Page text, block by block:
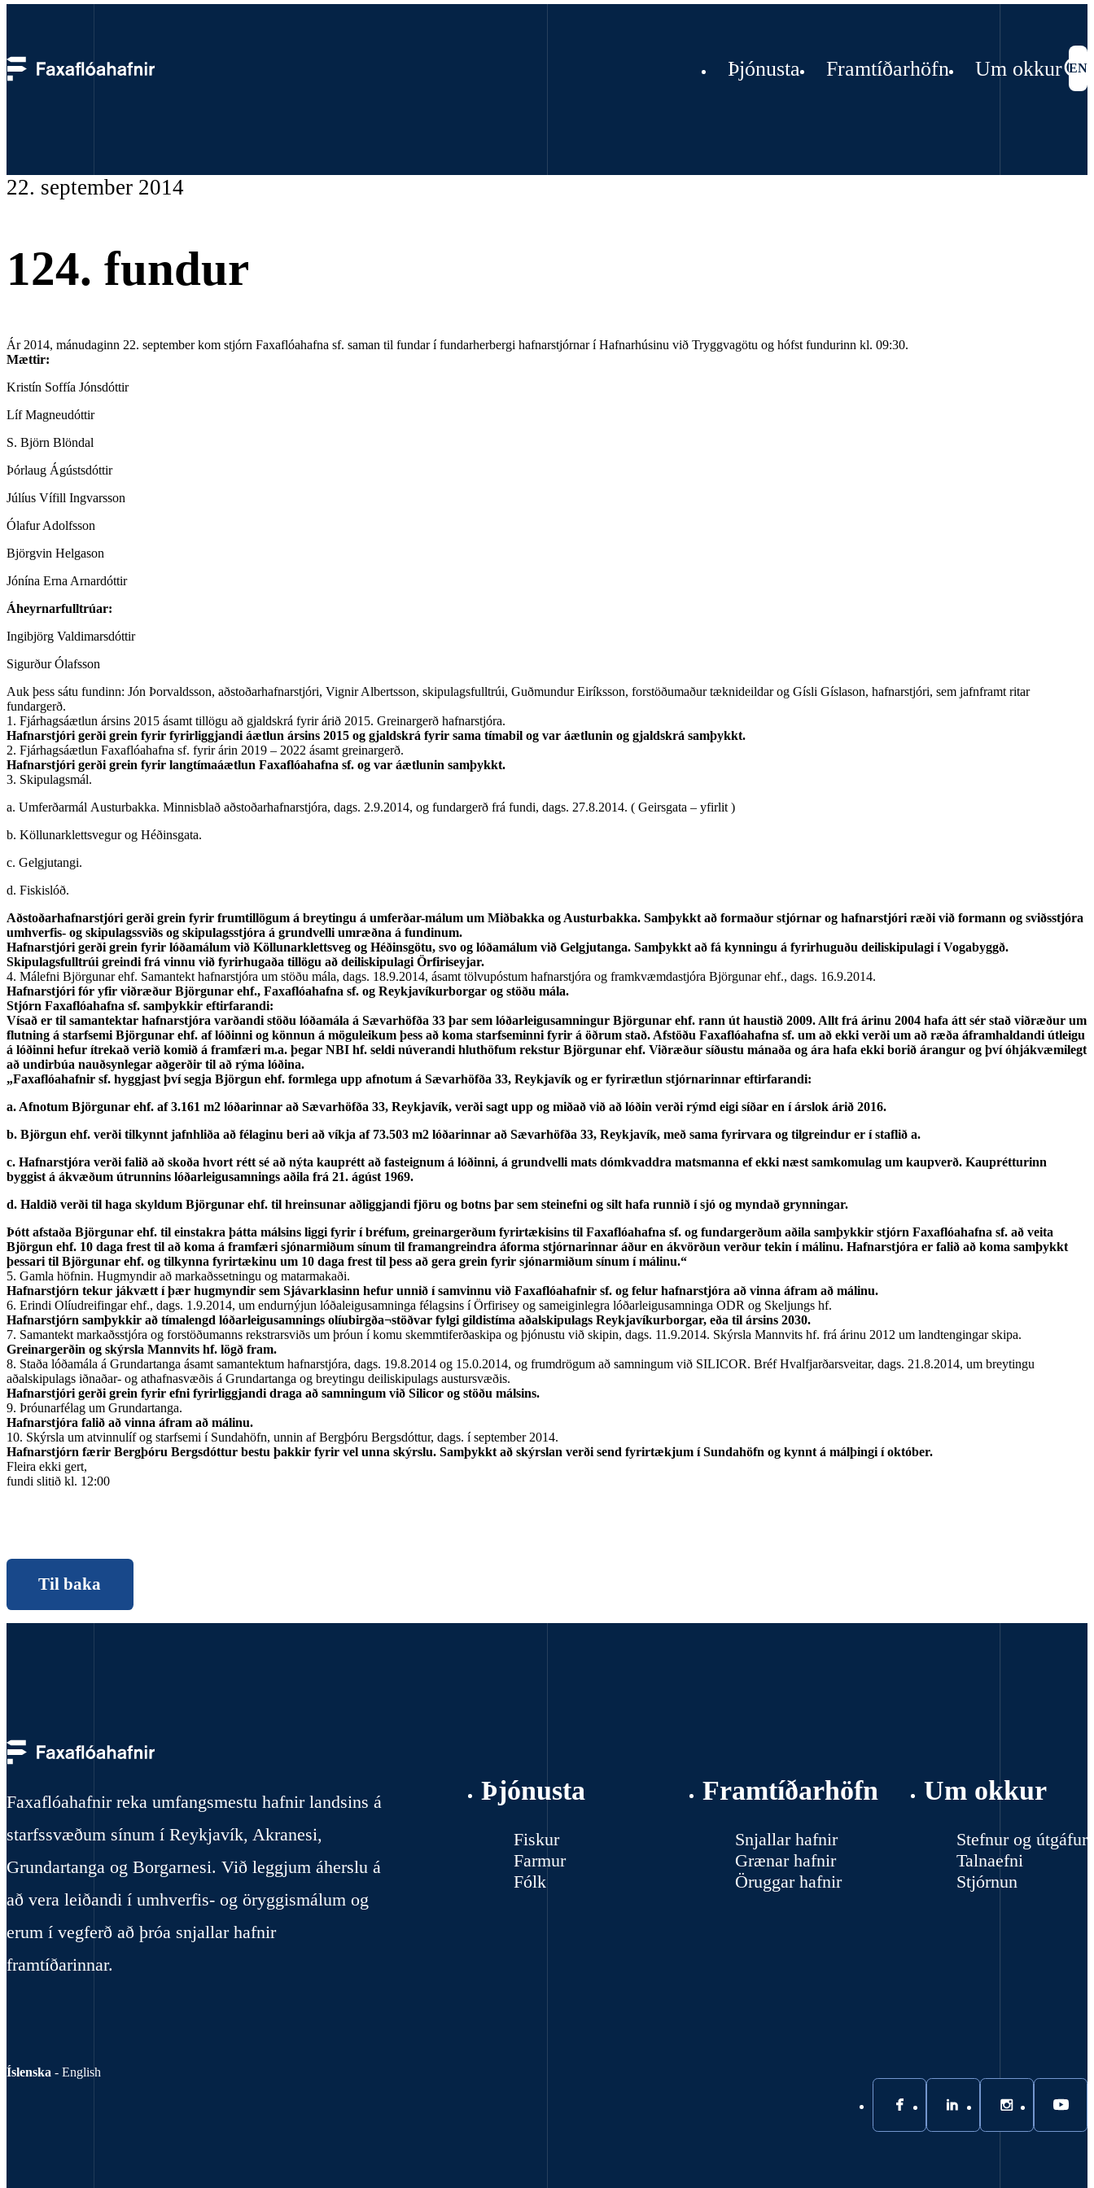
Þjónusta Framtíðarhöfn Um okkur EN
Fundargerðir
22. september 2014
124. fundur
Ár 2014, mánudaginn 22. september kom stjórn Faxaflóahafna sf. saman til fundar í fundarherbergi hafnarstjórnar í Hafnarhúsinu við Tryggvagötu og hófst fundurinn kl. 09:30.
Mættir:
Kristín Soffía Jónsdóttir
Líf Magneudóttir
S. Björn Blöndal
Þórlaug Ágústsdóttir
Júlíus Vífill Ingvarsson
Ólafur Adolfsson
Björgvin Helgason
Jónína Erna Arnardóttir
Áheyrnarfulltrúar:
Ingibjörg Valdimarsdóttir
Sigurður Ólafsson
Auk þess sátu fundinn: Jón Þorvaldsson, aðstoðarhafnarstjóri, Vignir Albertsson, skipulagsfulltrúi, Guðmundur Eiríksson, forstöðumaður tæknideildar og Gísli Gíslason, hafnarstjóri, sem jafnframt ritar
fundargerð.
1. Fjárhagsáætlun ársins 2015 ásamt tillögu að gjaldskrá fyrir árið 2015. Greinargerð hafnarstjóra.
Hafnarstjóri gerði grein fyrir fyrirliggjandi áætlun ársins 2015 og gjaldskrá fyrir sama tímabil og var áætlunin og gjaldskrá samþykkt.
2. Fjárhagsáætlun Faxaflóahafna sf. fyrir árin 2019 – 2022 ásamt greinargerð.
Hafnarstjóri gerði grein fyrir langtímaáætlun Faxaflóahafna sf. og var áætlunin samþykkt.
3. Skipulagsmál.
a. Umferðarmál Austurbakka. Minnisblað aðstoðarhafnarstjóra, dags. 2.9.2014, og fundargerð frá fundi, dags. 27.8.2014. ( Geirsgata – yfirlit )
b. Köllunarklettsvegur og Héðinsgata.
c. Gelgjutangi.
d. Fiskislóð.
Aðstoðarhafnarstjóri gerði grein fyrir frumtillögum á breytingu á umferðar-málum um Miðbakka og Austurbakka. Samþykkt að formaður stjórnar og hafnarstjóri ræði við formann og sviðsstjóra
umhverfis- og skipulagssviðs og skipulagsstjóra á grundvelli umræðna á fundinum.
Hafnarstjóri gerði grein fyrir lóðamálum við Köllunarklettsveg og Héðinsgötu, svo og lóðamálum við Gelgjutanga. Samþykkt að fá kynningu á fyrirhuguðu deiliskipulagi í Vogabyggð.
Skipulagsfulltrúi greindi frá vinnu við fyrirhugaða tillögu að deiliskipulagi Örfiriseyjar.
4. Málefni Björgunar ehf. Samantekt hafnarstjóra um stöðu mála, dags. 18.9.2014, ásamt tölvupóstum hafnarstjóra og framkvæmdastjóra Björgunar ehf., dags. 16.9.2014.
Hafnarstjóri fór yfir viðræður Björgunar ehf., Faxaflóahafna sf. og Reykjavíkurborgar og stöðu mála.
Stjórn Faxaflóahafna sf. samþykkir eftirfarandi:
Vísað er til samantektar hafnarstjóra varðandi stöðu lóðamála á Sævarhöfða 33 þar sem lóðarleigusamningur Björgunar ehf. rann út haustið 2009. Allt frá árinu 2004 hafa átt sér stað viðræður um
flutning á starfsemi Björgunar ehf. af lóðinni og könnun á möguleikum þess að koma starfseminni fyrir á öðrum stað. Afstöðu Faxaflóahafna sf. um að ekki verði um að ræða áframhaldandi útleigu
á lóðinni hefur ítrekað verið komið á framfæri m.a. þegar NBI hf. seldi núverandi hluthöfum rekstur Björgunar ehf. Viðræður síðustu mánaða og ára hafa ekki borið árangur og því óhjákvæmilegt
að undirbúa nauðsynlegar aðgerðir til að rýma lóðina.
„Faxaflóahafnir sf. hyggjast því segja Björgun ehf. formlega upp afnotum á Sævarhöfða 33, Reykjavík og er fyrirætlun stjórnarinnar eftirfarandi:
a. Afnotum Björgunar ehf. af 3.161 m2 lóðarinnar að Sævarhöfða 33, Reykjavík, verði sagt upp og miðað við að lóðin verði rýmd eigi síðar en í árslok árið 2016.
b. Björgun ehf. verði tilkynnt jafnhliða að félaginu beri að víkja af 73.503 m2 lóðarinnar að Sævarhöfða 33, Reykjavík, með sama fyrirvara og tilgreindur er í staflið a.
c. Hafnarstjóra verði falið að skoða hvort rétt sé að nýta kauprétt að fasteignum á lóðinni, á grundvelli mats dómkvaddra matsmanna ef ekki næst samkomulag um kaupverð. Kauprétturinn
byggist á ákvæðum útrunnins lóðarleigusamnings aðila frá 21. ágúst 1969.
d. Haldið verði til haga skyldum Björgunar ehf. til hreinsunar aðliggjandi fjöru og botns þar sem steinefni og silt hafa runnið í sjó og myndað grynningar.
Þótt afstaða Björgunar ehf. til einstakra þátta málsins liggi fyrir í bréfum, greinargerðum fyrirtækisins til Faxaflóahafna sf. og fundargerðum aðila samþykkir stjórn Faxaflóahafna sf. að veita
Björgun ehf. 10 daga frest til að koma á framfæri sjónarmiðum sínum til framangreindra áforma stjórnarinnar áður en ákvörðun verður tekin í málinu. Hafnarstjóra er falið að koma samþykkt
þessari til Björgunar ehf. og tilkynna fyrirtækinu um 10 daga frest til þess að gera grein fyrir sjónarmiðum sínum í málinu.“
5. Gamla höfnin. Hugmyndir að markaðssetningu og matarmakaði.
Hafnarstjórn tekur jákvætt í þær hugmyndir sem Sjávarklasinn hefur unnið í samvinnu við Faxaflóahafnir sf. og felur hafnarstjóra að vinna áfram að málinu.
6. Erindi Olíudreifingar ehf., dags. 1.9.2014, um endurnýjun lóðaleigusamninga félagsins í Örfirisey og sameiginlegra lóðarleigusamninga ODR og Skeljungs hf.
Hafnarstjórn samþykkir að tímalengd lóðarleigusamnings olíubirgða¬stöðvar fylgi gildistíma aðalskipulags Reykjavíkurborgar, eða til ársins 2030.
7. Samantekt markaðsstjóra og forstöðumanns rekstrarsviðs um þróun í komu skemmtiferðaskipa og þjónustu við skipin, dags. 11.9.2014. Skýrsla Mannvits hf. frá árinu 2012 um landtengingar skipa.
Greinargerðin og skýrsla Mannvits hf. lögð fram.
8. Staða lóðamála á Grundartanga ásamt samantektum hafnarstjóra, dags. 19.8.2014 og 15.0.2014, og frumdrögum að samningum við SILICOR. Bréf Hvalfjarðarsveitar, dags. 21.8.2014, um breytingu
aðalskipulags iðnaðar- og athafnasvæðis á Grundartanga og breytingu deiliskipulags austursvæðis.
Hafnarstjóri gerði grein fyrir efni fyrirliggjandi draga að samningum við Silicor og stöðu málsins.
9. Þróunarfélag um Grundartanga.
Hafnarstjóra falið að vinna áfram að málinu.
10. Skýrsla um atvinnulíf og starfsemi í Sundahöfn, unnin af Bergþóru Bergsdóttur, dags. í september 2014.
Hafnarstjórn færir Bergþóru Bergsdóttur bestu þakkir fyrir vel unna skýrslu. Samþykkt að skýrslan verði send fyrirtækjum í Sundahöfn og kynnt á málþingi í október.
Fleira ekki gert,
fundi slitið kl. 12:00
Til baka
Faxaflóahafnir reka umfangsmestu hafnir landsins á
starfssvæðum sínum í Reykjavík, Akranesi,
Grundartanga og Borgarnesi. Við leggjum áherslu á
að vera leiðandi í umhverfis- og öryggismálum og
erum í vegferð að þróa snjallar hafnir
framtíðarinnar.
Þjónusta
Fiskur
Farmur
Fólk
Framtíðarhöfn
Snjallar hafnir
Grænar hafnir
Öruggar hafnir
Um okkur
Stefnur og útgáfur
Talnaefni
Stjórnun
Íslenska - English